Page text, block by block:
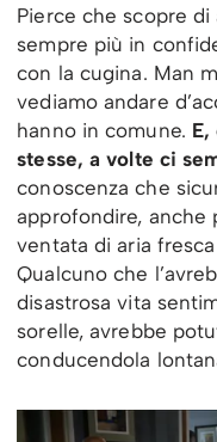
Pierce che scopre
sempre più in
con la cugina. Man
vediamo andare
hanno in comune.
stesse, a volte ci
conoscenza che
approfondire, anche
ventata di aria
Qualcuno che
disastrosa vita
sorelle, avrebbe
conducendola